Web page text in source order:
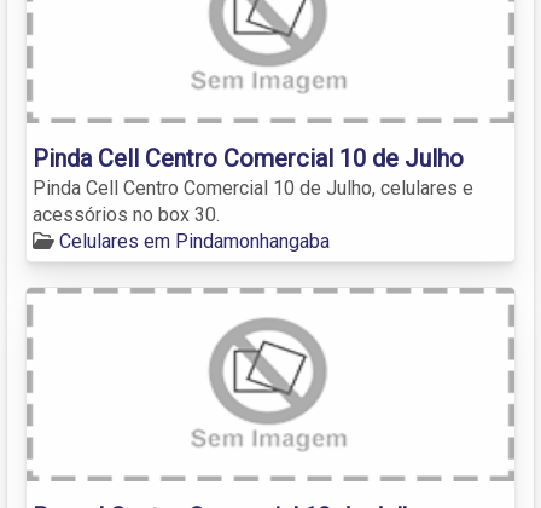
Pinda Cell Centro Comercial 10 de Julho
Pinda Cell Centro Comercial 10 de Julho, celulares e
acessórios no box 30.
Celulares em Pindamonhangaba